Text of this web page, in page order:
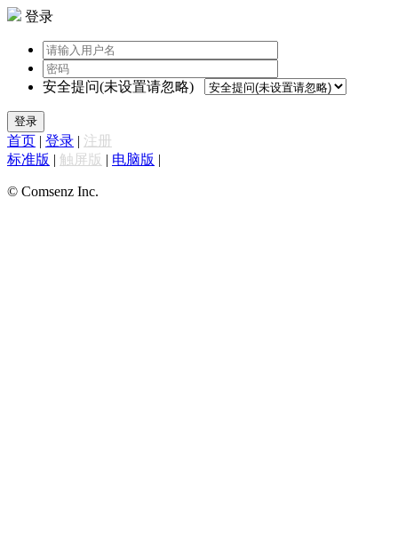
登录
安全提问(未设置请忽略)
登录
首页 | 登录 | 注册
标准版 | 触屏版 | 电脑版 |
© Comsenz Inc.